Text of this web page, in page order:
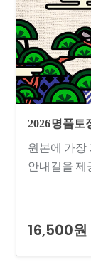
2026 명품토
원본에 가장
안내길을 제
16,500원